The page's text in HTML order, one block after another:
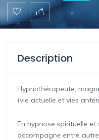
Description
Hypnothérapeute,
(vie actuelle et vies
En hypnose spirituelle et
accompagne entre